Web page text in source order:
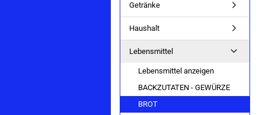
SAUNA
Getränke
Haushalt
Lebensmittel
Lebensmittel anzeigen
BACKZUTATEN - GEWÜRZE
BROT